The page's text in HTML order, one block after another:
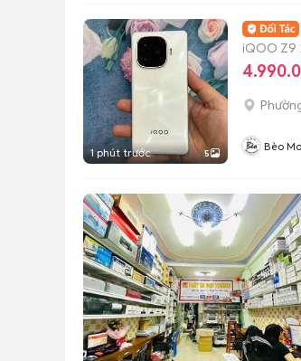
1 phút trước 5
iQOO Z9
Bèo